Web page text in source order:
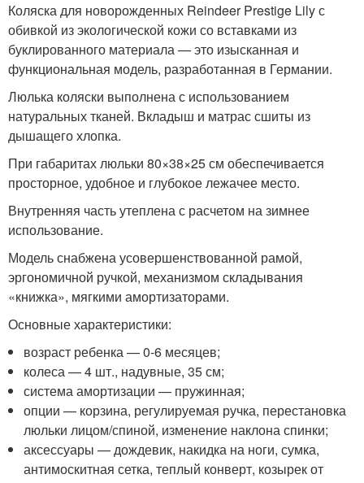
Коляска для новорожденных Reindeer Prestige Lily с
обивкой из экологической кожи со вставками из
буклированного материала — это изысканная и
функциональная модель, разработанная в Германии.
Люлька коляски выполнена с использованием
натуральных тканей. Вкладыш и матрас сшиты из
дышащего хлопка.
При габаритах люльки 80×38×25 см обеспечивается
просторное, удобное и глубокое лежачее место.
Внутренняя часть утеплена с расчетом на зимнее
использование.
Модель снабжена усовершенствованной рамой,
эргономичной ручкой, механизмом складывания
«книжка», мягкими амортизаторами.
Основные характеристики:
возраст ребенка — 0-6 месяцев;
колеса — 4 шт., надувные, 35 см;
система амортизации — пружинная;
опции — корзина, регулируемая ручка, перестановка
люльки лицом/спиной, изменение наклона спинки;
аксессуары — дождевик, накидка на ноги, сумка,
антимоскитная сетка, теплый конверт, козырек от